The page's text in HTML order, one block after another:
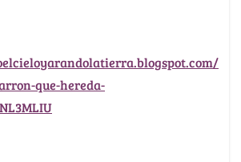
que-hereda-